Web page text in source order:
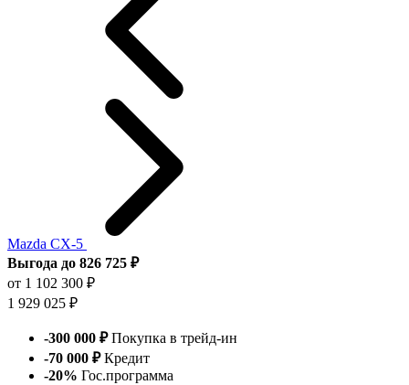
Mazda CX-5
Выгода до 826 725 ₽
от 1 102 300 ₽
1 929 025 ₽
-300 000 ₽ Покупка в трейд-ин
-70 000 ₽ Кредит
-20% Гос.программа